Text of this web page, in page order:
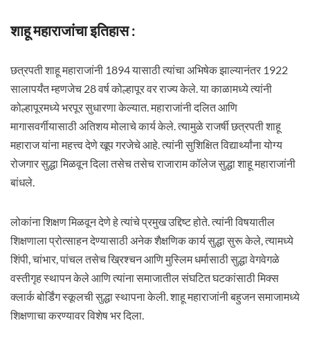
शाहू महाराजांचा इतिहास :
छत्रपती शाहू महाराजांनी 1894 यासाठी त्यांचा अभिषेक झाल्यानंतर 1922
सालापर्यंत म्हणजेच 28 वर्ष कोल्हापूर वर राज्य केले. या काळामध्ये त्यांनी
कोल्हापूरमध्ये भरपूर सुधारणा केल्यात. महाराजांनी दलित आणि
मागासवर्गीयासाठी अतिशय मोलाचे कार्य केले. त्यामुळे राजर्षी छत्रपती शाहू
महाराज यांना महत्त्व देणे खूप गरजेचे आहे. त्यांनी सुशिक्षित विद्यार्थ्यांना योग्य
रोजगार सुद्धा मिळवून दिला तसेच तसेच राजाराम कॉलेज सुद्धा शाहू महाराजांनी
बांधले.
लोकांना शिक्षण मिळवून देणे हे त्यांचे प्रमुख उद्दिष्ट होते. त्यांनी विषयातील
शिक्षणाला प्रोत्साहन देण्यासाठी अनेक शैक्षणिक कार्य सुद्धा सुरू केले, त्यामध्ये
शिंपी, चांभार, पांचल तसेच ख्रिश्चन आणि मुस्लिम धर्मासाठी सुद्धा वेगवेगळे
वस्तीगृह स्थापन केले आणि त्यांना समाजातील संघटित घटकांसाठी मिक्स
क्लार्क बोर्डिंग स्कूलची सुद्धा स्थापना केली. शाहू महाराजांनी बहुजन समाजामध्ये
शिक्षणाचा करण्यावर विशेष भर दिला.